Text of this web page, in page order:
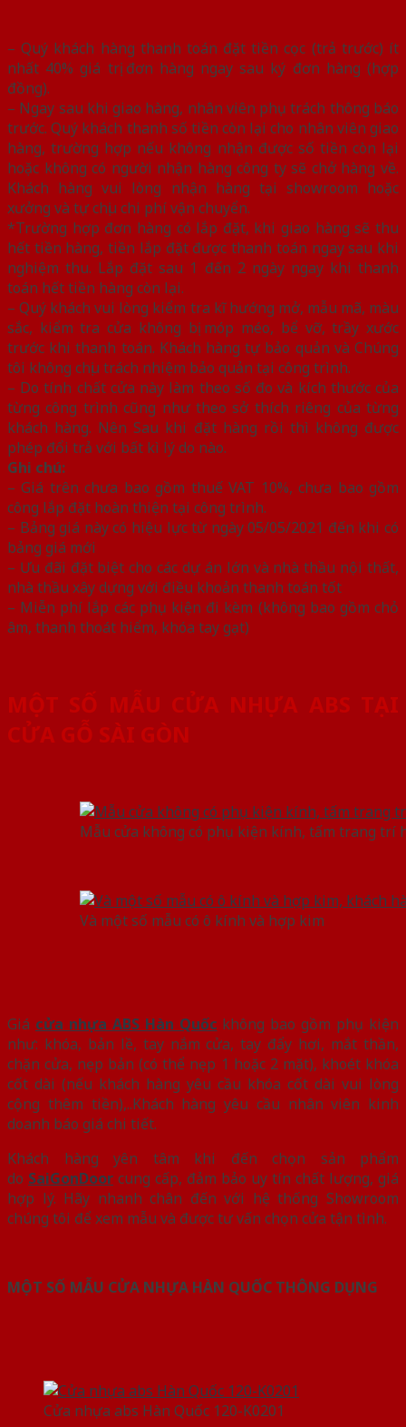
– Quý khách hàng thanh toán đặt tiền cọc (trả trước) ít
nhất 40% giá trị đơn hàng ngay sau ký đơn hàng (hợp
đồng).
– Ngay sau khi giao hàng, nhân viên phụ trách thông báo
trước. Quý khách thanh số tiền còn lại cho nhân viên giao
hàng, trường hợp nếu không nhận được số tiền còn lại
hoặc không có người nhận hàng công ty sẽ chở hàng về.
Khách hàng vui lòng nhận hàng tại showroom hoặc
xưởng và tự chịu chi phí vận chuyển.
*Trường hợp đơn hàng có lắp đặt, khi giao hàng sẽ thu
hết tiền hàng, tiền lắp đặt được thanh toán ngay sau khi
nghiệm thu. Lắp đặt sau 1 đến 2 ngày ngay khi thanh
toán hết tiền hàng còn lại.
– Quý khách vui lòng kiểm tra kĩ hướng mở, mẫu mã, màu
sắc, kiểm tra cửa không bị móp méo, bể vỡ, trầy xước
trước khi thanh toán. Khách hàng tự bảo quản và Chúng
tôi không chịu trách nhiệm bảo quản tại công trình.
– Do tính chất cửa này làm theo số đo và kích thước của
từng công trình cũng như theo sở thích riêng của từng
khách hàng. Nên Sau khi đặt hàng rồi thì không được
phép đổi trả với bất kì lý do nào.
Ghi chú:
– Giá trên chưa bao gồm thuế VAT 10%, chưa bao gồm
công lắp đặt hoàn thiện tại công trình.
– Bảng giá này có hiệu lực từ ngày 05/05/2021 đến khi có
bảng giá mới
– Ưu đãi đặt biệt cho các dự án lớn và nhà thầu nội thất,
nhà thầu xây dựng với điều khoản thanh toán tốt
– Miễn phí lắp các phụ kiện đi kèm (không bao gồm chỏ
âm, thanh thoát hiểm, khóa tay gạt)
MỘT SỐ MẪU CỬA NHỰA ABS TẠI
CỬA GỖ SÀI GÒN
Mẫu cửa không có phụ kiện kính, tấm trang trí
Và một số mẫu có ô kính và hợp kim
Giá cửa nhựa ABS Hàn Quốc không bao gồm phụ kiện
như: khóa, bản lề, tay nắm cửa, tay đẩy hơi, mắt thần,
chặn cửa, nẹp bản (có thể nẹp 1 hoặc 2 mặt), khoét khóa
cốt dài (nếu khách hàng yêu cầu khóa cốt dài vui lòng
cộng thêm tiền),..Khách hàng yêu cầu nhân viên kinh
doanh báo giá chi tiết.
Khách hàng yên tâm khi đến chọn sản phẩm
do SaiGonDoor cung cấp, đảm bảo uy tín chất lượng, giá
hợp lý. Hãy nhanh chân đến với hệ thống Showroom
chúng tôi để xem mẫu và được tư vấn chọn cửa tận tình.
MỘT SỐ MẪU CỬA NHỰA HÀN QUỐC THÔNG DỤNG
Cửa nhựa abs Hàn Quốc 120-K0201